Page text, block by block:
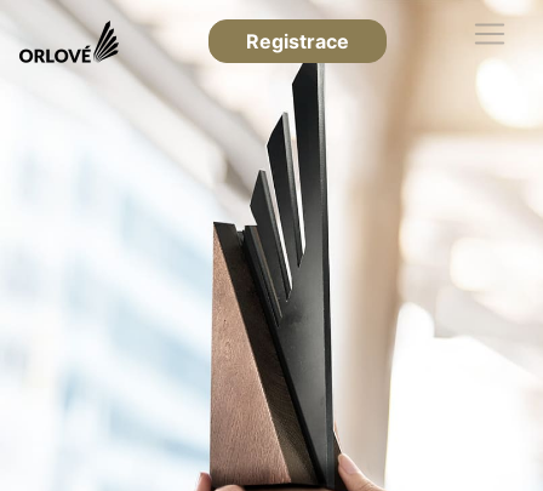
Registrace